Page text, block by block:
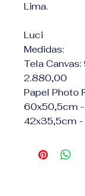
Lima.
Luci
Medidas:
Tela
2.880,00
Papel Photo
60x50,5cm
42x35,5cm